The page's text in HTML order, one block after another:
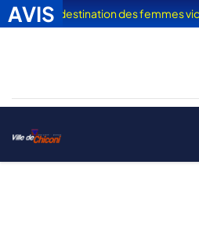
AVISà destination des femmes